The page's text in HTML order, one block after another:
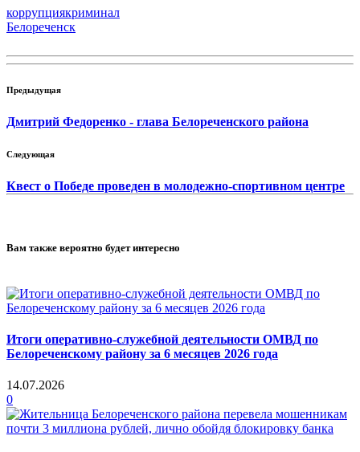
коррупциякриминал
Белореченск
Предыдущая
Дмитрий Федоренко - глава Белореченского района
Следующая
Квест о Победе проведен в молодежно-спортивном центре
Вам также вероятно будет интересно
Итоги оперативно-служебной деятельности ОМВД по
Белореченскому району за 6 месяцев 2026 года
14.07.2026
0